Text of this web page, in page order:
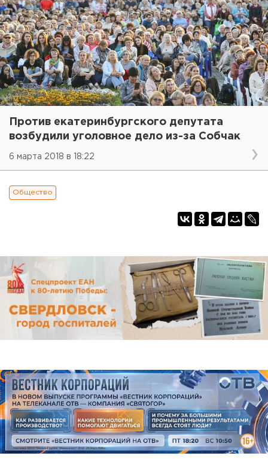
Против екатеринбургского депутата
возбудили уголовное дело из-за Собчак
6 марта 2018 в 18:22
Общество